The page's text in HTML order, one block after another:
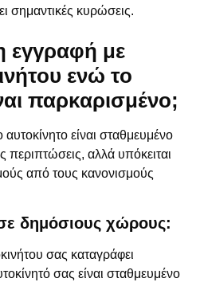
σημαντικές κυρώσεις.
εγγραφή με
ενώ το
παρκαρισμένο;
είναι σταθμευμένο
περιπτώσεις, αλλά υπόκειται
από τους κανονισμούς
δημόσιους χώρους:
σας καταγράφει
σας είναι σταθμευμένο